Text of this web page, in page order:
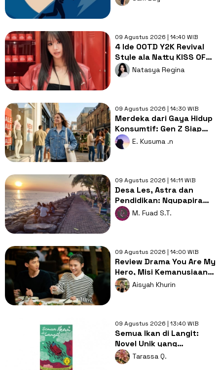
Memberatkan Warga
09 Agustus 2026 | 14:40 WIB
4 Ide OOTD Y2K Revival
Style ala Natty KISS OF
LIFE, Timeless dan
Stylish!
Natasya Regina
09 Agustus 2026 | 14:30 WIB
Merdeka dari Gaya Hidup
Konsumtif: Gen Z Siap
Tinggalkan Budaya
Checkout?
E. Kusuma .n
09 Agustus 2026 | 14:11 WIB
Desa Les, Astra dan
Pendidikan: Ngupapira
Kearifan Lokal hingga
Aksi Nyata yang
M. Fuad S.T.
09 Agustus 2026 | 14:00 WIB
Review Drama You Are My
Hero, Misi Kemanusiaan
dan Perjalanan Asmara
Aisyah Khurin
09 Agustus 2026 | 13:40 WIB
Semua Ikan di Langit:
Novel Unik yang
Mengajak Merenungi Arti
Kehidupan
Tarassa Q.